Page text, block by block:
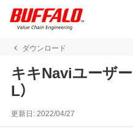
ダウンロード
キキNaviユーザ
L）
更新日:2022/04/27